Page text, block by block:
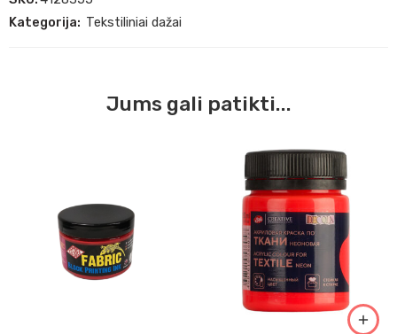
Kategorija: Tekstiliniai dažai
Jums gali patikti...